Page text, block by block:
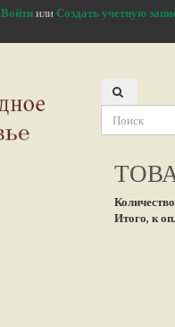
ВойтиилиСоздать учетную
Количество
Итого, к